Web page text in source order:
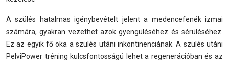
A szülés hatalmas igénybevételt jelent a medencefenék izmai
számára, gyakran vezethet azok gyengüléséhez és sérüléséhez.
Ez az egyik fő oka a szülés utáni inkontinenciának. A szülés utáni
PelviPower tréning kulcsfontosságú lehet a regenerációban és az